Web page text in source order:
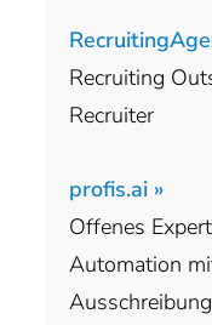
Recruiting
Recruiter
profis.ai »
Offenes
Automation